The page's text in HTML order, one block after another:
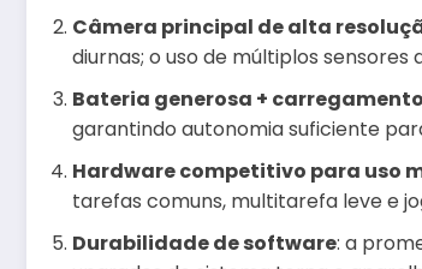
Câmera principal de alta
diurnas; o uso de múltiplos
Bateria generosa +
garantindo autonomia suficiente
Hardware competitivo para uso
tarefas comuns, multitarefa leve e
Durabilidade de software: a